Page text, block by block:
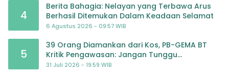
4
Berita Bahagia: Nelayan yang Terbawa Arus
Berhasil Ditemukan Dalam Keadaan Selamat
6 Agustus 2026 - 09:57 WIB
5
39 Orang Diamankan dari Kos, PB-GEMA BT
Kritik Pengawasan: Jangan Tunggu
Masyarakat Bergerak Baru Negara Bertindak
31 Juli 2026 - 19:59 WIB